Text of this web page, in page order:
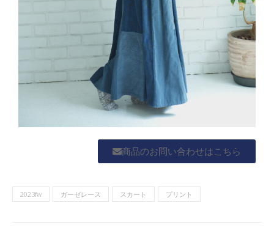
商品のお問い合わせはこちら
2023fw ガーゼレース スカート プリント